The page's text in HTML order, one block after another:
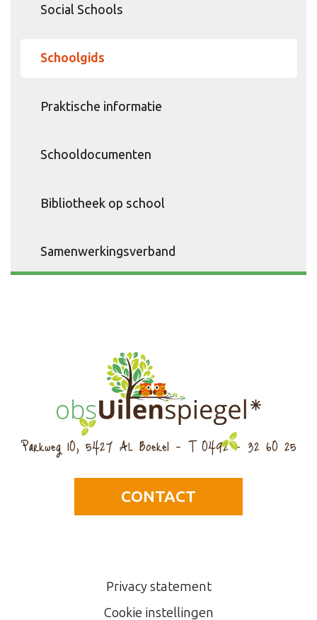
Social Schools
Schoolgids
Praktische informatie
Schooldocumenten
Bibliotheek op school
Samenwerkingsverband
Parkweg 10, 5427 AL Boekel - T 0492 - 32 60 25
CONTACT
Privacy statement
Cookie instellingen